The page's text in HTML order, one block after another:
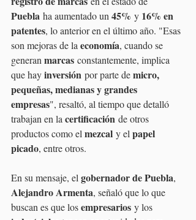
Puebla ha aumentado un 45% y 16% en
patentes, lo anterior en el último año. "Esas
son mejoras de la economía, cuando se
generan marcas constantemente, implica
que hay inversión por parte de micro,
pequeñas, medianas y grandes
empresas", resaltó, al tiempo que detalló
trabajan en la certificación de otros
productos como el mezcal y el papel
picado, entre otros.
En su mensaje, el gobernador de Puebla,
Alejandro Armenta, señaló que lo que
buscan es que los empresarios y los